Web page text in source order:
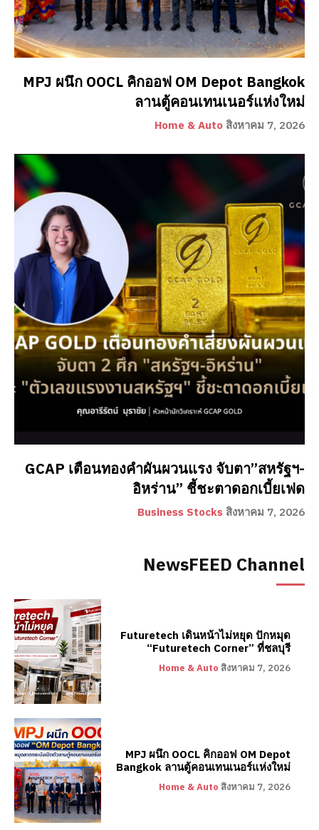
MPJ ผนึก OOCL คิกออฟ OM Depot Bangkok
ลานตู้คอนเทนเนอร์แห่งใหม่
Home & Auto สิงหาคม 7, 2026
GCAP เตือนทองคำผันผวนแรง จับตา”สหรัฐฯ-
อิหร่าน” ชี้ชะตาดอกเบี้ยเฟด
Business Stocks สิงหาคม 7, 2026
NewsFEED Channel
Futuretech เดินหน้าไม่หยุด ปักหมุด
“Futuretech Corner” ที่ชลบุรี
Home & Auto สิงหาคม 7, 2026
MPJ ผนึก OOCL คิกออฟ OM Depot
Bangkok ลานตู้คอนเทนเนอร์แห่งใหม่
Home & Auto สิงหาคม 7, 2026